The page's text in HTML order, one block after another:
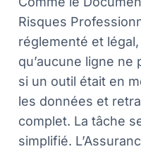
Risques
réglementé et
qu’aucune ligne
si un outil était en
les données et
complet. La tâche
simplifié.